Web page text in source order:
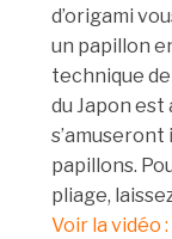
d’origami
un papillon
technique
du Japon
papillons.
pliage,
Voir la vidéo